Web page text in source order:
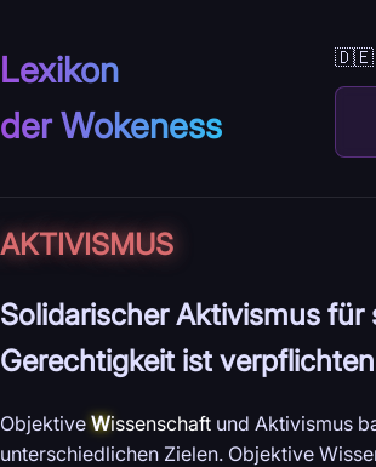
Lexikon
der Wokeness
🇩🇪
AKTIVISMUS
Solidarischer Aktivismus für
Gerechtigkeit ist
Objektive Wissenschaft und Aktivismus
unterschiedlichen Zielen. Objektive